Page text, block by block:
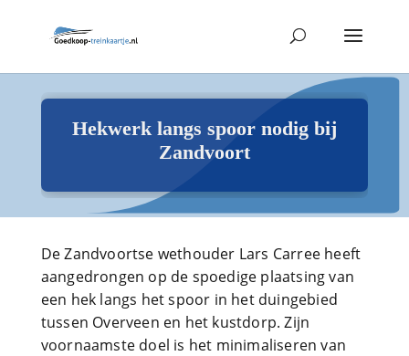
Hekwerk langs spoor nodig bij
Zandvoort
De Zandvoortse wethouder Lars Carree heeft
aangedrongen op de spoedige plaatsing van
een hek langs het spoor in het duingebied
tussen Overveen en het kustdorp. Zijn
voornaamste doel is het minimaliseren van